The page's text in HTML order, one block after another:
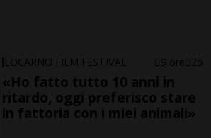
LOCARNO FILM FESTIVAL 9 ore 25
«Ho fatto tutto 10 anni in
ritardo, oggi preferisco stare
in fattoria con i miei animali»